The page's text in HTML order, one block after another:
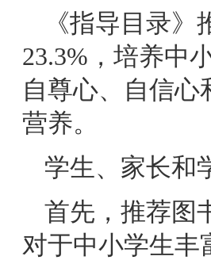
《指导目录
23.3%，培养中
自尊心、自信
营养。
学生、家长和
首先，推荐图
对于中小学生丰